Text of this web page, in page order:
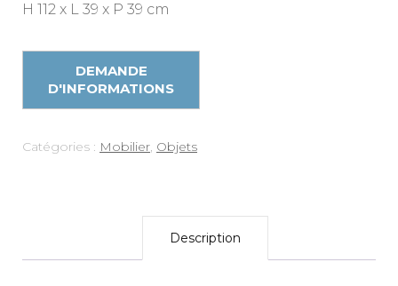
H 112 x L 39 x P 39 cm
Catégories : Mobilier, Objets
Description